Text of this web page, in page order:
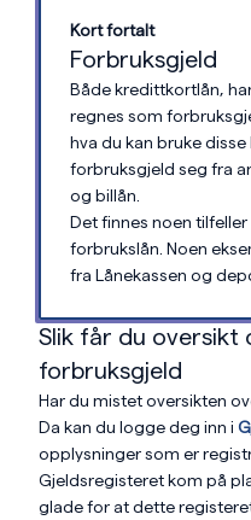
Kort fortalt
Forbruksgjeld
Både kredittkortlån,
regnes som
hva du kan bruke
forbruksgjeld seg fra
og billån.
Det finnes noen
forbrukslån. Noen
fra Lånekassen og
Slik får du oversikt
forbruksgjeld
Har du mistet oversikten
Da kan du logge deg inn i
opplysninger som er
Gjeldsregisteret kom på
glade for at dette